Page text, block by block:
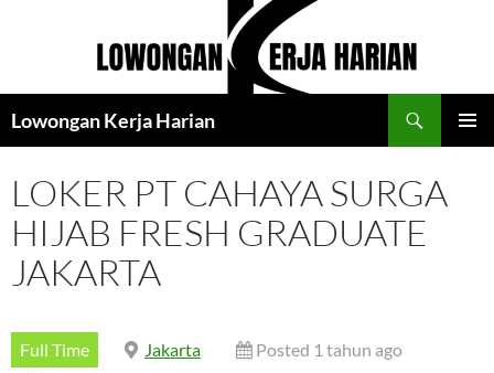
Lowongan Kerja Harian
LOKER PT CAHAYA SURGA
HIJAB FRESH GRADUATE
JAKARTA
Full Time Jakarta
Posted 1 tahun ago